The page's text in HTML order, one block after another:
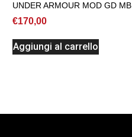
UNDER ARMOUR MOD GD MB
€170,00
Aggiungi al carrello